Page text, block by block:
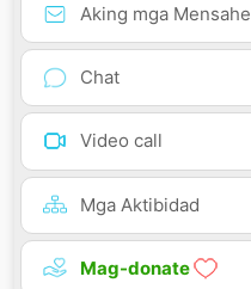
Aking mga Mensahe
Chat
Video call
Mga Aktibidad
Mag-donate